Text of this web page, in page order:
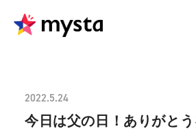
2022.5.24
今日は父の日！ありがとう